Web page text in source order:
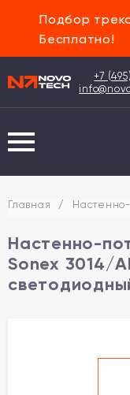
Подбор
Бесплатно!
+7
Главная /
Настенно-
Sonex 3014/